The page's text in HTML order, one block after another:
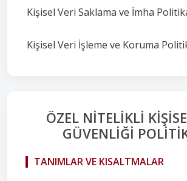
Kişisel Veri Saklama ve İmha
Kişisel Veri İşleme ve Koruma
ÖZEL NİTELİKLİ
GÜVENLİĞİ
TANIMLAR VE KISALTMALAR